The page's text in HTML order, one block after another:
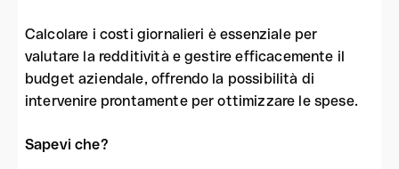
Calcolare i costi giornalieri è essenziale per
valutare la redditività e gestire efficacemente il
budget aziendale, offrendo la possibilità di
intervenire prontamente per ottimizzare le spese.
Sapevi che?